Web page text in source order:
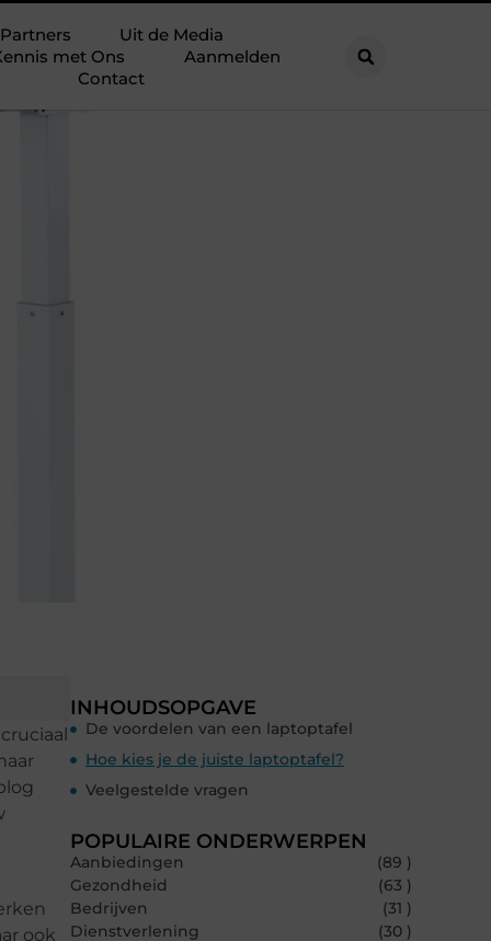
Partners
Uit de Media
met Ons
Aanmelden
Contact
ook
INHOUDSOPGAVE
De voordelen van een laptoptafel
Hoe kies je de juiste laptoptafel?
Veelgestelde vragen
POPULAIRE ONDERWERPEN
Aanbiedingen
(89 )
Gezondheid
(63 )
Bedrijven
(31 )
Dienstverlening
(30 )